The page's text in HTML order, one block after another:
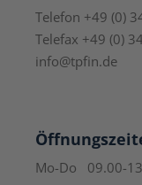
Telefon +49 (0)
Telefax +49 (0)
info@tpfin.de
Mo-Do 09.00-